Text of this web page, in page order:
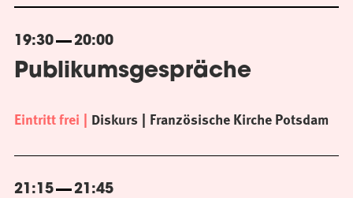
19:30 20:00
Publikumsgespräche
Eintritt frei Diskurs Französische Kirche Potsdam
21:15 21:45